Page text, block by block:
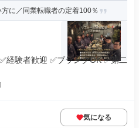
に／同業転職者の定着100％
経験者歓迎 ✅ブランクOK ✅第二
気になる